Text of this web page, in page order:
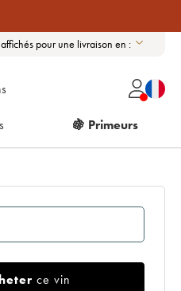
affichés pour une livraison en :
🍇 Primeurs
ce vin